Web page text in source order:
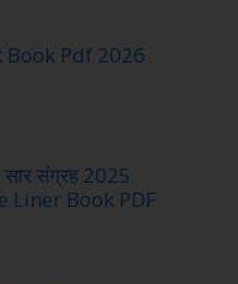
Book Pdf 2026
संग्रह 2025
Liner Book PDF